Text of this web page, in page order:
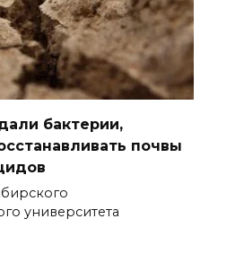
бактерии,
почвы
университета